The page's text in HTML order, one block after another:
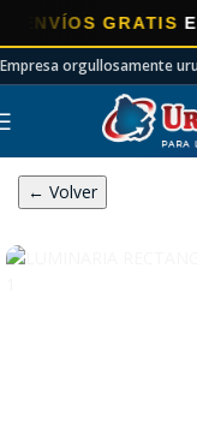
GRATISEN
Empresa orgullosamente
← Volver